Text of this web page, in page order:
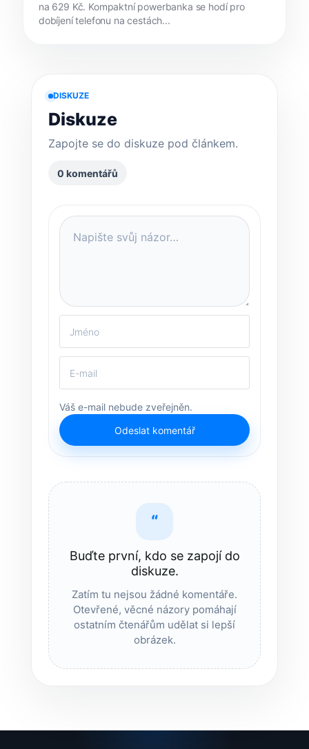
na 629 Kč. Kompaktní powerbanka se hodí pro
dobíjení telefonu na cestách...
DISKUZE
Diskuze
Zapojte se do diskuze pod článkem.
0 komentářů
Váš e-mail nebude zveřejněn.
Odeslat komentář
“
Buďte první, kdo se zapojí do
diskuze.
Zatím tu nejsou žádné komentáře.
Otevřené, věcné názory pomáhají
ostatním čtenářům udělat si lepší
obrázek.